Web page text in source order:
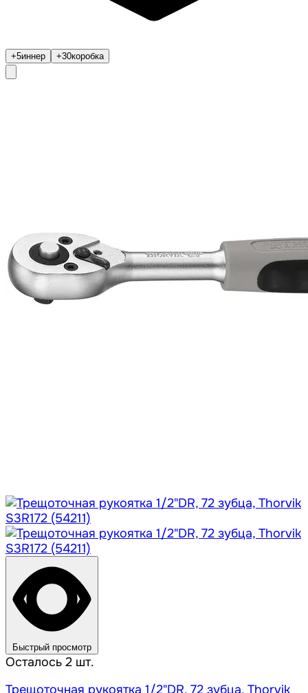
+5иннер +30коробка
Быстрый просмотр
Осталось 2 шт.
Трещоточная рукоятка 1/2"DR, 72 зубца, Thorvik